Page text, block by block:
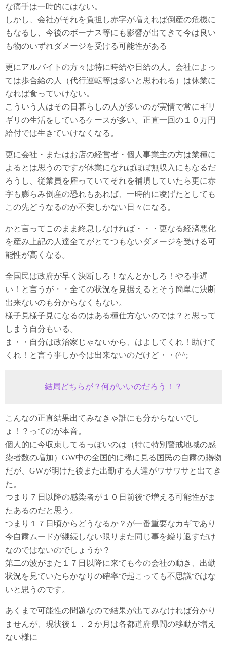
な痛手は一時的にはない。
しかし、会社がそれを負担し赤字が増えれば倒産の危機に
もなるし、今後のボーナス等にも影響が出てきて今は良い
も物のいずれダメージを受ける可能性がある
更にアルバイトの方々は特に時給や日給の人。会社によっ
ては歩合給の人（代行運転等は多いと思われる）は休業に
なれば食っていけない。
こういう人はその日暮らしの人が多いのが実情で常にギリ
ギリの生活をしているケースが多い。正直一回の１０万円
給付では生きていけなくなる。
更に会社・またはお店の経営者・個人事業主の方は業種に
よるとは思うのですが休業になればほぼ無収入にもなるだ
ろうし、従業員を雇っていてそれを補填していたら更に赤
字も膨らみ倒産の恐れもあれば、一時的に凌げたとしても
この先どうなるのか不安しかない日々になる。
かと言ってこのまま終息しなければ・・・更なる経済悪化
を産み上記の人達全てがとてつもないダメージを受ける可
能性が高くなる。
全国民は政府が早く決断しろ！なんとかしろ！やる事遅
い！と言うが・・全ての状況を見据えるとそう簡単に決断
出来ないのも分からなくもない。
様子見様子見になるのはある種仕方ないのでは？と思って
しまう自分もいる。
ま・・自分は政治家じゃないから、はよしてくれ！助けて
くれ！と言う事しか今は出来ないのだけど・・(^^;
結局どちらが？何がいいのだろう！？
こんなの正直結果出てみなきゃ誰にも分からないでし
ょ！？ってのが本音。
個人的に今収束してるっぽいのは（特に特別警戒地域の感
染者数の増加）GW中の全国的に稀に見る国民の自粛の賜物
だが、GWが明けた後また出勤する人達がワサワサと出てき
た。
つまり７日以降の感染者が１０日前後で増える可能性がま
たあるのだと思う。
つまり１７日頃からどうなるか？が一番重要なカギであり
今自粛ムードが継続しない限りまた同じ事を繰り返すだけ
なのではないのでしょうか？
第二の波がまた１７日以降に来ても今の会社の動き、出勤
状況を見ていたらかなりの確率で起こっても不思議ではな
いと思うのです。
あくまで可能性の問題なので結果が出てみなければ分かり
ませんが、現状後１．２か月は各都道府県間の移動が増え
ない様に